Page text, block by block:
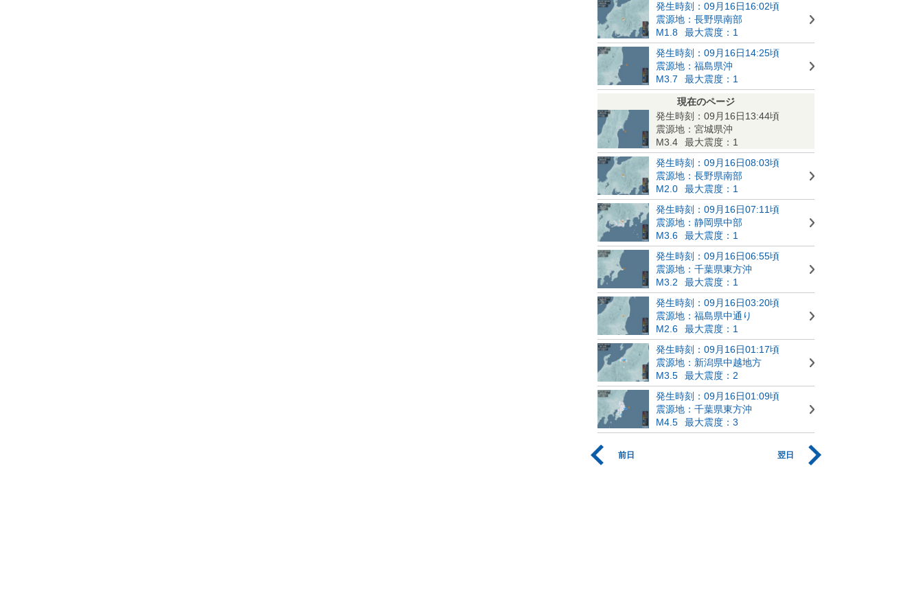
発生時刻：09月16日16:02頃
震源地：長野県南部
M1.8
最大震度：1
発生時刻：09月16日14:25頃
震源地：福島県沖
M3.7
最大震度：1
現在のページ
発生時刻：09月16日13:44頃
震源地：宮城県沖
M3.4
最大震度：1
発生時刻：09月16日08:03頃
震源地：長野県南部
M2.0
最大震度：1
発生時刻：09月16日07:11頃
震源地：静岡県中部
M3.6
最大震度：1
発生時刻：09月16日06:55頃
震源地：千葉県東方沖
M3.2
最大震度：1
発生時刻：09月16日03:20頃
震源地：福島県中通り
M2.6
最大震度：1
発生時刻：09月16日01:17頃
震源地：新潟県中越地方
M3.5
最大震度：2
発生時刻：09月16日01:09頃
震源地：千葉県東方沖
M4.5
最大震度：3
前日 翌日